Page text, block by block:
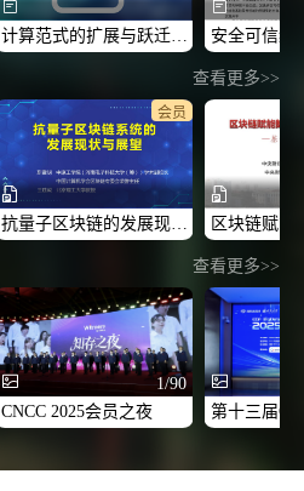
计算范式的扩展与跃迁：从CS1.0到CS2+
查看更多>>
会员
抗量子区块链的发展现状与展望-2026CCF中国区块链技术与应用高峰论坛
查看更多>>
1/90
CNCC 2025会员之夜